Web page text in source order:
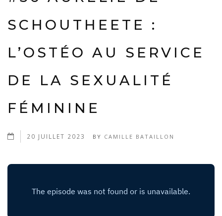
SCHOUTHEETE :
L’OSTÉO AU SERVICE
DE LA SEXUALITÉ
FÉMININE
20 JUILLET 2023 BY CAMILLE BATAILLON